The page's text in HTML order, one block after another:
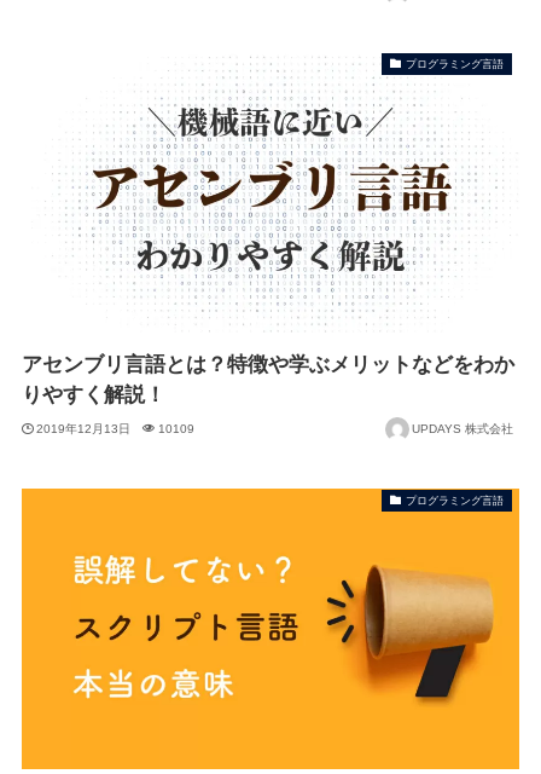
プログラミング言語
アセンブリ言語とは？特徴や学ぶメリットなどをわか
りやすく解説！
2019年12月13日 10109 UPDAYS 株式会社
プログラミング言語